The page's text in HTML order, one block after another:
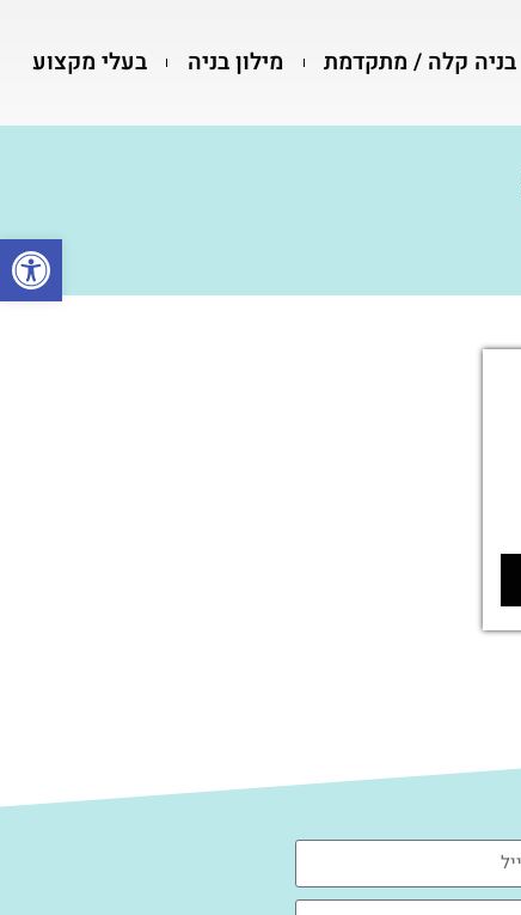
פתח
בניה קלה / מתקדמת מילון בניה בעלי מקצוע